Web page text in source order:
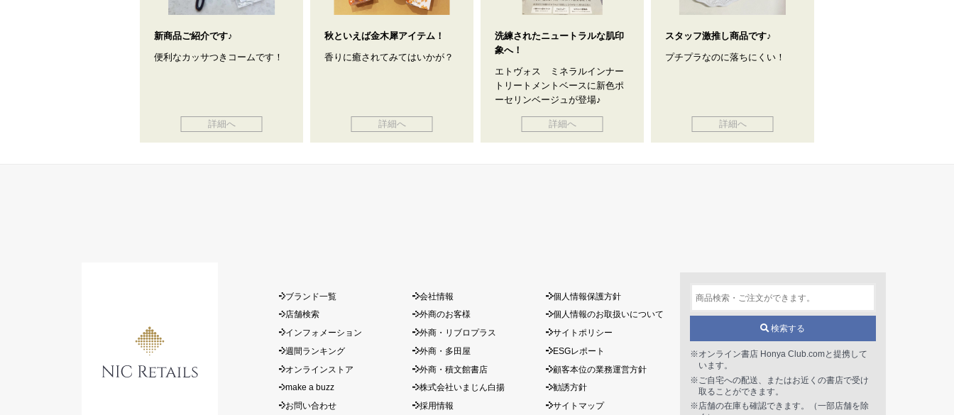
新商品ご紹介です♪
便利なカッサつきコームです！
詳細へ
秋といえば金木犀アイテム！
香りに癒されてみてはいかが？
詳細へ
洗練されたニュートラルな肌印
象へ！
エトヴォス ミネラルインナー
トリートメントベースに新色ポ
ーセリンベージュが登場♪
詳細へ
スタッフ激推し商品です♪
プチプラなのに落ちにくい！
詳細へ
検索する
※オンライン書店 Honya Club.comと提携して
います。
※ご自宅への配送、またはお近くの書店で受け
取ることができます。
※店舗の在庫も確認できます。（一部店舗を除
ブランド一覧
店舗検索
インフォメーション
週間ランキング
オンラインストア
make a buzz
お問い合わせ
会社情報
外商のお客様
外商・リブロプラス
外商・多田屋
外商・積文館書店
株式会社いまじん白揚
採用情報
個人情報保護方針
個人情報のお取扱いについて
サイトポリシー
ESGレポート
顧客本位の業務運営方針
勧誘方針
サイトマップ